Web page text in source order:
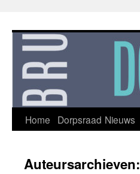
inhoud
Home Dorpsraad Nieuws
Auteursarchieven: